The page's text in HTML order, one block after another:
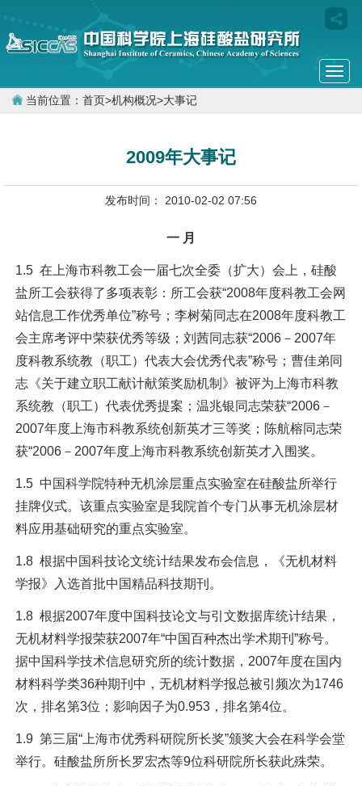
当前位置： 首页>机构概况>大事记
2009年大事记
发布时间： 2010-02-02 07:56
一 月
1.5 在上海市科教工会一届七次全委（扩大）会上，硅酸
盐所工会获得了多项表彰：所工会获“2008年度科教工会网
站信息工作优秀单位”称号；李树菊同志在2008年度科教工
会主席考评中荣获优秀等级；刘茜同志获“2006－2007年
度科教系统教（职工）代表大会优秀代表”称号；曹佳弟同
志《关于建立职工献计献策奖励机制》被评为上海市科教
系统教（职工）代表优秀提案；温兆银同志荣获“2006－
2007年度上海市科教系统创新英才三等奖；陈航榕同志荣
获“2006－2007年度上海市科教系统创新英才入围奖。
1.5 中国科学院特种无机涂层重点实验室在硅酸盐所举行
挂牌仪式。该重点实验室是我院首个专门从事无机涂层材
料应用基础研究的重点实验室。
1.8 根据中国科技论文统计结果发布会信息，《无机材料
学报》入选首批中国精品科技期刊。
1.8 根据2007年度中国科技论文与引文数据库统计结果，
无机材料学报荣获2007年“中国百种杰出学术期刊”称号。
据中国科学技术信息研究所的统计数据，2007年度在国内
材料科学类36种期刊中，无机材料学报总被引频次为1746
次，排名第3位；影响因子为0.953，排名第4位。
1.9 第三届“上海市优秀科研院所长奖”颁奖大会在科学会堂
举行。硅酸盐所所长罗宏杰等9位科研院所长获此殊荣。